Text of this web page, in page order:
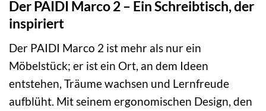
Der PAIDI Marco 2 – Ein Schreibtisch, der
inspiriert
Der PAIDI Marco 2 ist mehr als nur ein
Möbelstück; er ist ein Ort, an dem Ideen
entstehen, Träume wachsen und Lernfreude
aufblüht. Mit seinem ergonomischen Design, den